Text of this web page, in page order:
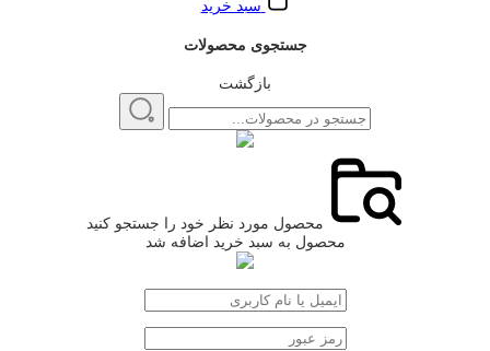
سبد خرید
جستجوی محصولات
بازگشت
محصول مورد نظر خود را جستجو کنید
محصول به سبد خرید اضافه شد